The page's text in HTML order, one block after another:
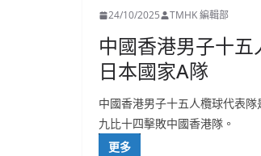
24/10/2025 TMHK 編輯部
中國香港男子十
日本國家A隊
中國香港男子十五人欖球代表
九比十四擊敗中國香港隊。
更多